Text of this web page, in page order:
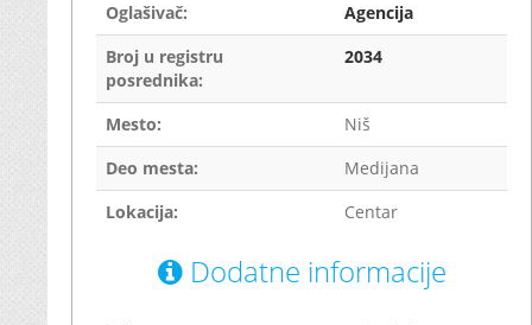
Oglašivač:
Agencija
Broj u registru
posrednika:
2034
Mesto:
Niš
Deo mesta:
Medijana
Lokacija:
Centar
Dodatne informacije